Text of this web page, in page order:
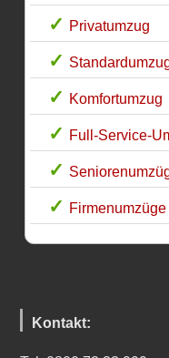
Privatumzug
Komfortumzug
Full-Service-
Firmenumzüge
Kontakt: